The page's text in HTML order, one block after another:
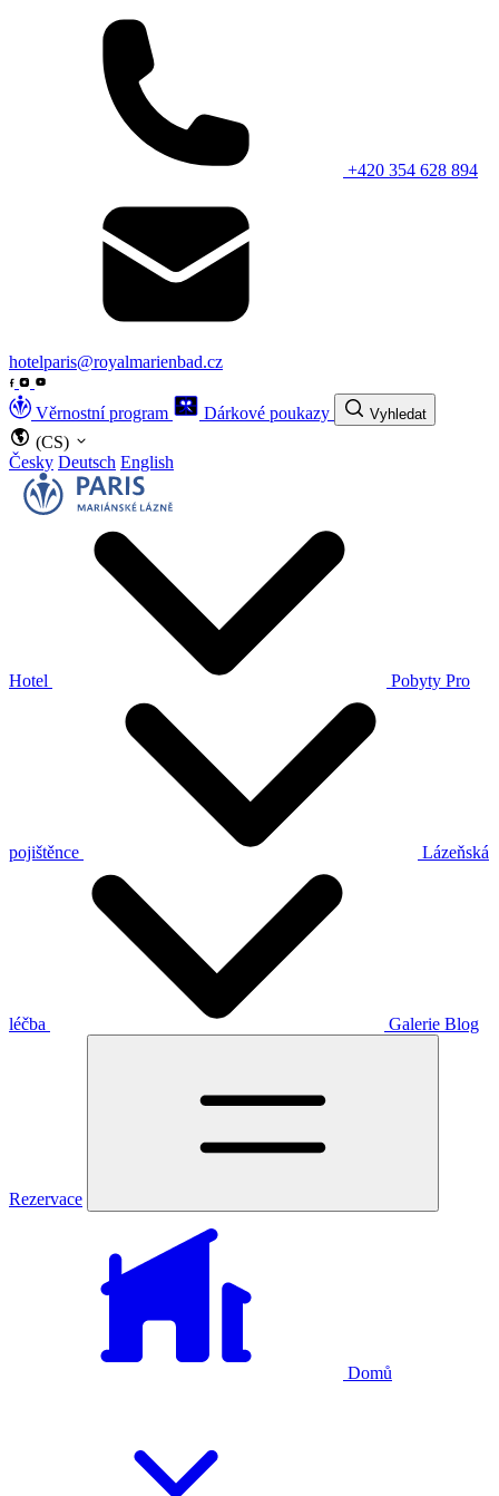
+420 354 628 894
hotelparis@royalmarienbad.cz
Věrnostní program Dárkové poukazy Vyhledat
(CS)
Česky Deutsch English
Hotel Pobyty Pro
pojištěnce Lázeňská
léčba Galerie Blog
Rezervace
Domů